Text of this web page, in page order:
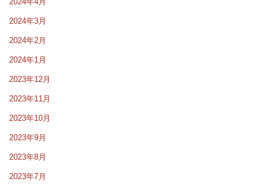
2024年3月
2024年2月
2024年1月
2023年12月
2023年11月
2023年10月
2023年9月
2023年8月
2023年7月